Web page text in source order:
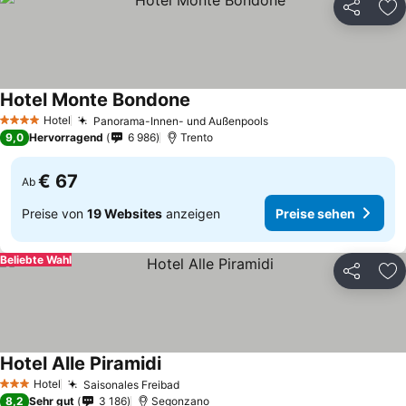
Teilen
4 Sterne Hotel Panorama-Innen- und Außenpools
Hotel Monte Bondone
9,0 Hervorragend 6 986 Trento
Ab € 67
Preise von 19 Websites anzeigen Preise sehen
Teilen
Beliebte Wahl
3 SterneHotel Saisonales Freibad
Hotel Alle Piramidi
8,2 Sehr gut 3 186 Segonzano